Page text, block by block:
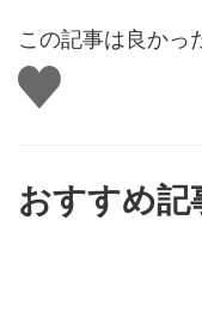
この記事は良かっ
い
い
おすすめ記